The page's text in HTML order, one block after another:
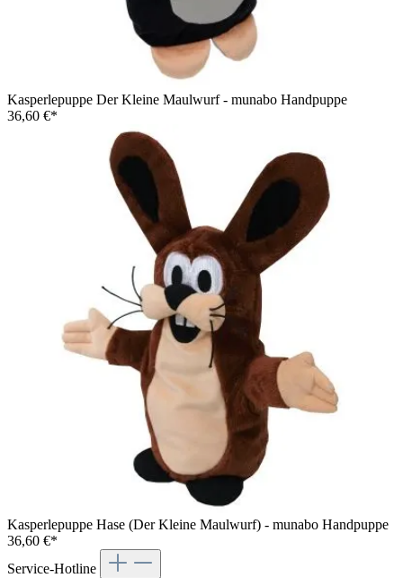
Kasperlepuppe Der Kleine Maulwurf - munabo Handpuppe
36,60 €*
Kasperlepuppe Hase (Der Kleine Maulwurf) - munabo Handpuppe
36,60 €*
Service-Hotline